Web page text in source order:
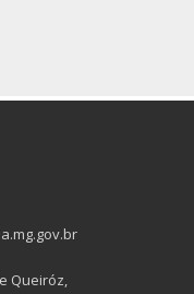
Queiróz,